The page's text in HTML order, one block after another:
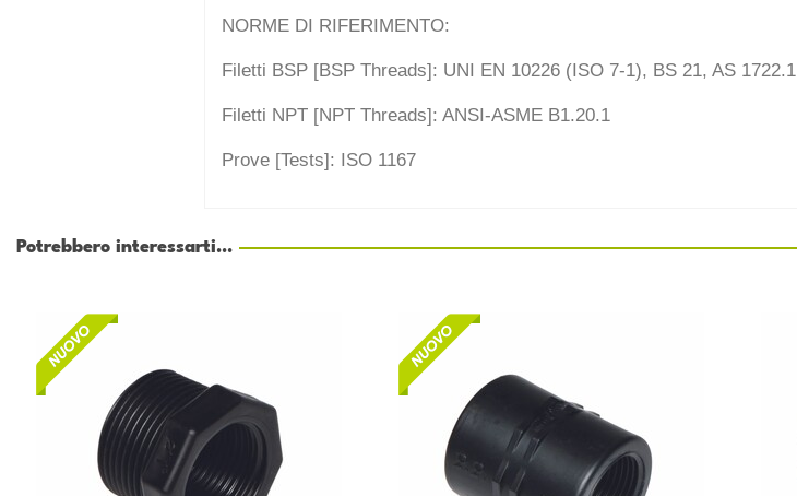
NORME DI RIFERIMENTO:
Filetti BSP [BSP Threads]: UNI EN 10226 (ISO 7-1), BS 21, AS 1722.1
Filetti NPT [NPT Threads]: ANSI-ASME B1.20.1
Prove [Tests]: ISO 1167
Potrebbero interessarti...